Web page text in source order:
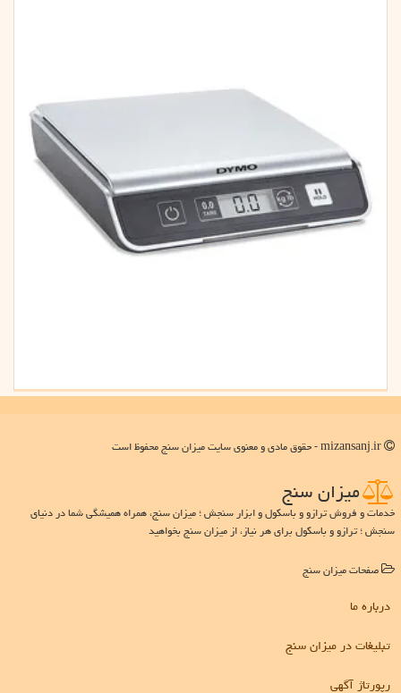
میزان سنج
خدمات و فروش ترازو و باسکول و ابزار سنجش ؛ میزان سنج، همراه همیشگی شما در دنیای
سنجش ؛ ترازو و باسکول برای هر نیاز، از میزان سنج بخواهید
صفحات میزان سنج
درباره ما
تبلیغات در میزان سنج
رپورتاژ آگهی